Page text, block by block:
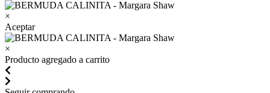
×
Aceptar
×
Producto agregado a carrito